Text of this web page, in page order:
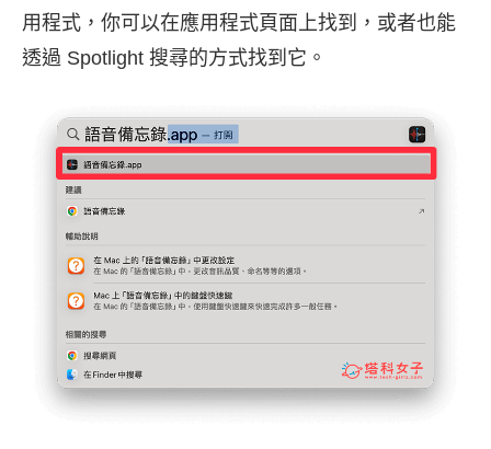
用程式，你可以在應用程式頁面上找到，或者也能
透過 Spotlight 搜尋的方式找到它。